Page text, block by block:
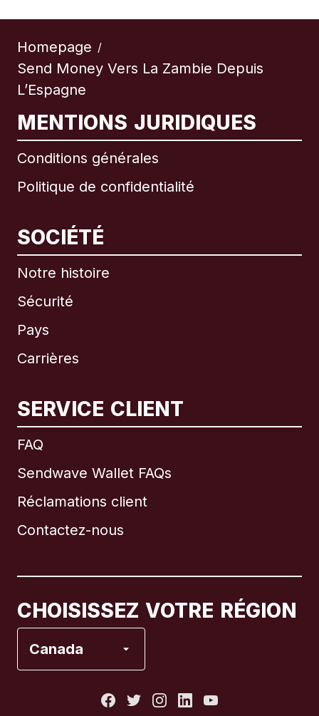
Homepage /
Send Money Vers La Zambie Depuis
L’Espagne
MENTIONS JURIDIQUES
Conditions générales
Politique de confidentialité
SOCIÉTÉ
Notre histoire
Sécurité
Pays
Carrières
SERVICE CLIENT
FAQ
Sendwave Wallet FAQs
Réclamations client
Contactez-nous
CHOISISSEZ VOTRE RÉGION
Canada
International English
Brésil